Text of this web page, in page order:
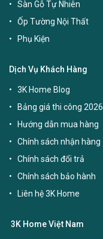
Sàn Gỗ Tự Nhiên
Ốp Tường Nội Thất
Phụ Kiện
Dịch Vụ Khách Hàng
3K Home Blog
Bảng giá thi công 2026
Hướng dẫn mua hàng
Chính sách nhận hàng
Chính sách đổi trả
Chính sách bảo hành
Liên hệ 3K Home
3K Home Việt Nam